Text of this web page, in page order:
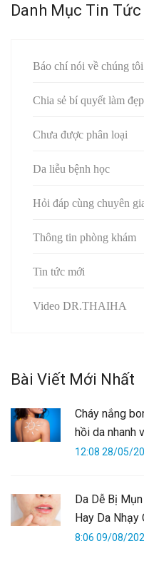
Danh Mục Tin Tức
Báo chí nói về chúng tôi
Chia sẻ bí quyết làm đẹp
Chưa được phân loại
Da liễu bệnh học
Hỏi đáp cùng chuyên
Thông tin phòng khám
Tin tức mới
Video DR.THAIHA
Bài Viết Mới Nhất
Cháy nắng
hồi da nhanh
12:08 28/05/
Da Dễ Bị
Hay Da Nhạy
8:06 09/08/